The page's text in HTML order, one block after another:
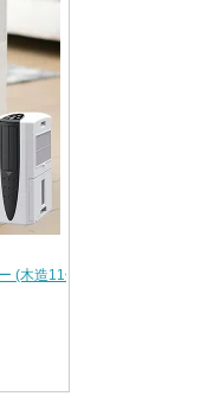
(木造11畳・鉄筋23畳まで) …